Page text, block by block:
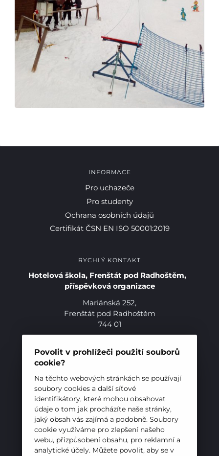
Povolit v prohlížeči použití souborů
cookie?
Na těchto webových stránkách se používají
soubory cookies a další síťové
identifikátory, které mohou obsahovat
údaje o tom jak procházíte naše stránky,
jaký obsah vás zajímá a podobně. Soubory
cookie využíváme pro zlepšení našeho
webu, přizpůsobení obsahu, pro reklamní a
analytické účely. Můžete povolit, aby se v
Pro studenty
Pro uchazeče
INFORMACE
Pro uchazeče
Pro studenty
Ochrana osobních údajů
Certifikát ČSN EN ISO 50001:2019
RYCHLÝ KONTAKT
Hotelová škola, Frenštát pod Radhoštěm,
příspěvková organizace
Mariánská 252,
Frenštát pod Radhoštěm
744 01
E-mail:sekretariat@hotelovkafren.cz
Datová schránka: bc5jrez
IČ: 00576441
ZŘIZOVATEL
Hotelová škola, Frenštát pod Radhoštěm je
příspěvkovou organizací zřizovanou
Moravskoslezským krajem